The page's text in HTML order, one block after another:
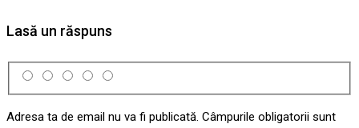
Lasă un răspuns
Adresa ta de email nu va fi publicată. Câmpurile obligatorii sunt